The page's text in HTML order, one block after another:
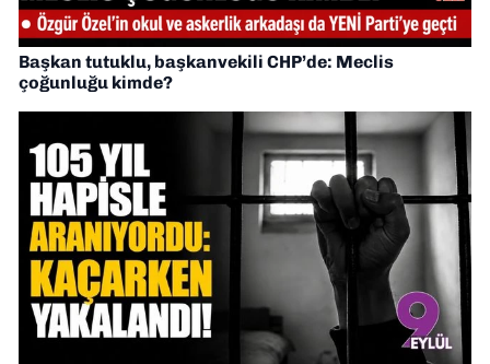
Başkan tutuklu, başkanvekili CHP’de: Meclis
çoğunluğu kimde?